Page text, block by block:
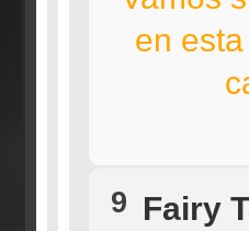
en
9 Fairy